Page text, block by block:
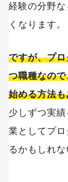
経験の分野
くなります。
ですが、プ
つ職種なの
始める方法
少しずつ実
業としてプ
るかもしれな